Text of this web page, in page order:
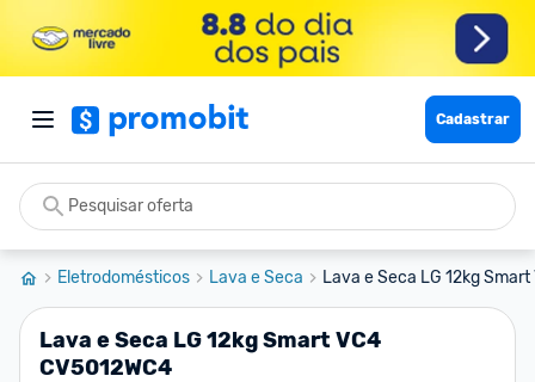
Cadastrar
Eletrodomésticos Lava e Seca Lava e Seca LG 12kg Smart
Lava e Seca LG 12kg Smart VC4
CV5012WC4